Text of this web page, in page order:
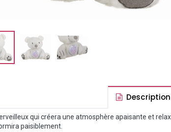
Description
qui créera une atmosphère apaisante et
paisiblement.